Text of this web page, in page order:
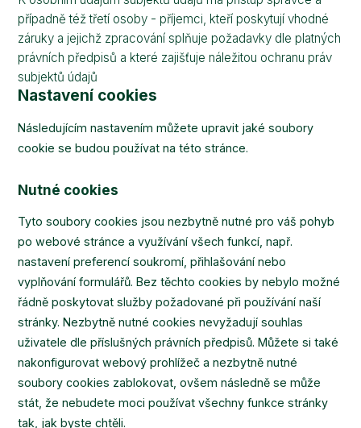
případně též třetí osoby - příjemci, kteří poskytují vhodné
záruky a jejichž zpracování splňuje požadavky dle platných
právních předpisů a které zajišťuje náležitou ochranu práv
subjektů údajů
Nastavení cookies
Následujícím nastavením můžete upravit jaké soubory
cookie se budou používat na této stránce.
Nutné cookies
Tyto soubory cookies jsou nezbytně nutné pro váš pohyb
po webové stránce a využívání všech funkcí, např.
nastavení preferencí soukromí, přihlašování nebo
vyplňování formulářů. Bez těchto cookies by nebylo možné
řádně poskytovat služby požadované při používání naší
stránky. Nezbytně nutné cookies nevyžadují souhlas
uživatele dle příslušných právních předpisů. Můžete si také
nakonfigurovat webový prohlížeč a nezbytně nutné
soubory cookies zablokovat, ovšem následně se může
stát, že nebudete moci používat všechny funkce stránky
tak, jak byste chtěli.